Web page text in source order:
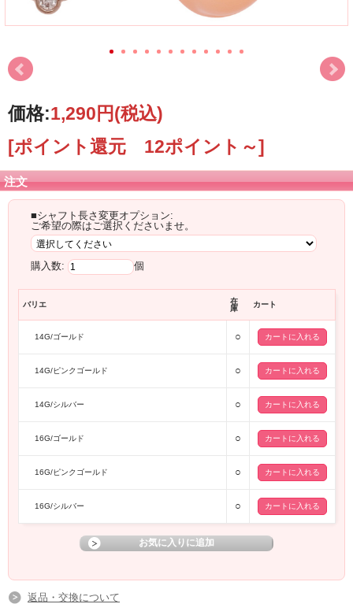
価格:1,290円(税込)
[ポイント還元 12ポイント～]
注文
■シャフト長さ変更オプション:
ご希望の際はご選択くださいませ。
購入数: 個
バリエ
在
庫
カート
14G/ゴールド ○
14G/ピンクゴールド ○
14G/シルバー ○
16G/ゴールド ○
16G/ピンクゴールド ○
16G/シルバー ○
返品・交換について